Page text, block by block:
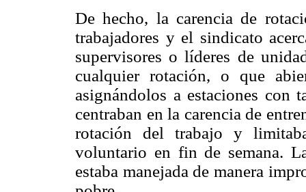
De hecho, la carencia de
trabajadores y el sindicato
supervisores o líderes de
cualquier rotación, o que
asignándolos a estaciones con
centraban en la carencia de
rotación del trabajo y
voluntario en fin de semana.
estaba manejada de manera